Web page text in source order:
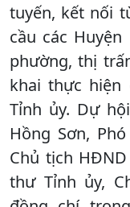
tuyến, kết nối
cầu các
phường, thị
khai thực hiện
Tỉnh ủy. Dự
Hồng Sơn,
Chủ tịch
thư Tỉnh ủy,